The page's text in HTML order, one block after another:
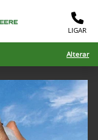
LIGAR
Alterar